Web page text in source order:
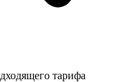
тарифа